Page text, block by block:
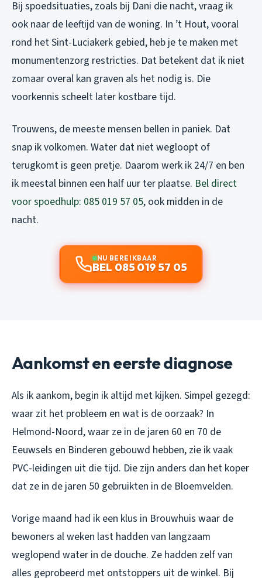
Bij spoedsituaties, zoals bij Dani die nacht, vraag ik
ook naar de leeftijd van de woning. In ’t Hout, vooral
rond het Sint-Luciakerk gebied, heb je te maken met
monumentenzorg restricties. Dat betekent dat ik niet
zomaar overal kan graven als het nodig is. Die
voorkennis scheelt later kostbare tijd.
Trouwens, de meeste mensen bellen in paniek. Dat
snap ik volkomen. Water dat niet wegloopt of
terugkomt is geen pretje. Daarom werk ik 24/7 en ben
ik meestal binnen een half uur ter plaatse. Bel direct
voor spoedhulp: 085 019 57 05, ook midden in de
nacht.
NU BEREIKBAAR
BEL 085 019 57 05
Aankomst en eerste diagnose
Als ik aankom, begin ik altijd met kijken. Simpel gezegd:
waar zit het probleem en wat is de oorzaak? In
Helmond-Noord, waar ze in de jaren 60 en 70 de
Eeuwsels en Binderen gebouwd hebben, zie ik vaak
PVC-leidingen uit die tijd. Die zijn anders dan het koper
dat ze in de jaren 50 gebruikten in de Bloemvelden.
Vorige maand had ik een klus in Brouwhuis waar de
bewoners al weken last hadden van langzaam
weglopend water in de douche. Ze hadden zelf van
alles geprobeerd met ontstoppers uit de winkel. Bij